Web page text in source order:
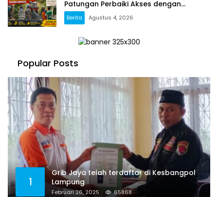
Patungan Perbaiki Akses dengan
Swadaya
Berita Agustus 4, 2026
Popular Posts
1
Grib Jaya telah terdaftar di Kesbangpol
Lampung
Februari 26, 2025 65868